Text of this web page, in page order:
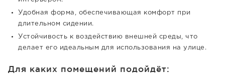
Удобная форма, обеспечивающая комфорт при
длительном сидении.
Устойчивость к воздействию внешней среды, что
делает его идеальным для использования на улице.
Для каких помещений подойдёт: